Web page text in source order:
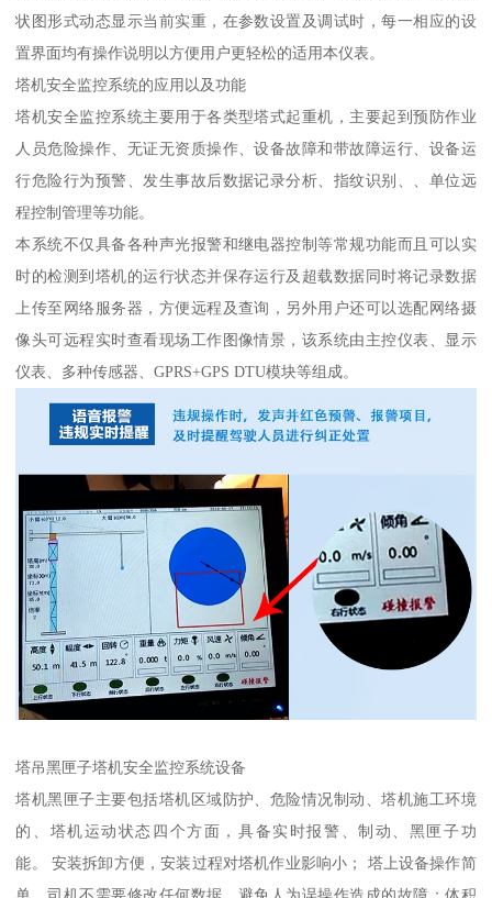
状图形式动态显示当前实重，在参数设置及调试时，每一相应的设
置界面均有操作说明以方便用户更轻松的适用本仪表。
塔机安全监控系统的应用以及功能
塔机安全监控系统主要用于各类型塔式起重机，主要起到预防作业
人员危险操作、无证无资质操作、设备故障和带故障运行、设备运
行危险行为预警、发生事故后数据记录分析、指纹识别、、单位远
程控制管理等功能。
本系统不仅具备各种声光报警和继电器控制等常规功能而且可以实
时的检测到塔机的运行状态并保存运行及超载数据同时将记录数据
上传至网络服务器，方便远程及查询，另外用户还可以选配网络摄
像头可远程实时查看现场工作图像情景，该系统由主控仪表、显示
仪表、多种传感器、GPRS+GPS DTU模块等组成。
塔吊黑匣子塔机安全监控系统设备
塔机黑匣子主要包括塔机区域防护、危险情况制动、塔机施工环境
的、塔机运动状态四个方面，具备实时报警、制动、黑匣子功
能。 安装拆卸方便，安装过程对塔机作业影响小； 塔上设备操作简